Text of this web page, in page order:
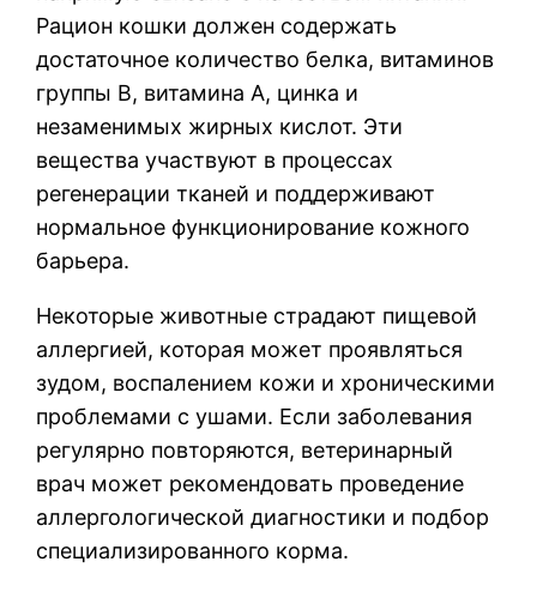
Рацион кошки должен содержать
достаточное количество белка, витаминов
группы B, витамина A, цинка и
незаменимых жирных кислот. Эти
вещества участвуют в процессах
регенерации тканей и поддерживают
нормальное функционирование кожного
барьера.
Некоторые животные страдают пищевой
аллергией, которая может проявляться
зудом, воспалением кожи и хроническими
проблемами с ушами. Если заболевания
регулярно повторяются, ветеринарный
врач может рекомендовать проведение
аллергологической диагностики и подбор
специализированного корма.